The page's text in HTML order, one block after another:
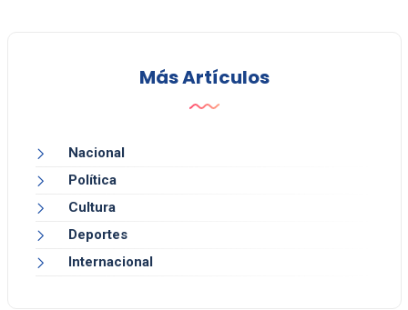
Más Artículos
Nacional
Política
Cultura
Deportes
Internacional